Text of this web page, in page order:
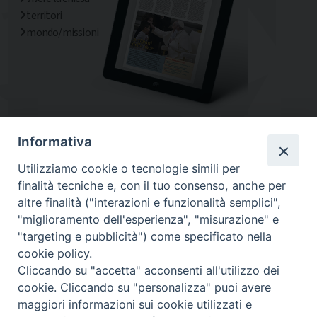
territori
mondo/missioni
Diocesi
Informativa
Utilizziamo cookie o tecnologie simili per
finalità tecniche e, con il tuo consenso, anche per
altre finalità ("interazioni e funzionalità semplici",
"miglioramento dell'esperienza", "misurazione" e
"targeting e pubblicità") come specificato nella
cookie policy.
Cliccando su "accetta" acconsenti all'utilizzo dei
cookie. Cliccando su "personalizza" puoi avere
maggiori informazioni sui cookie utilizzati e